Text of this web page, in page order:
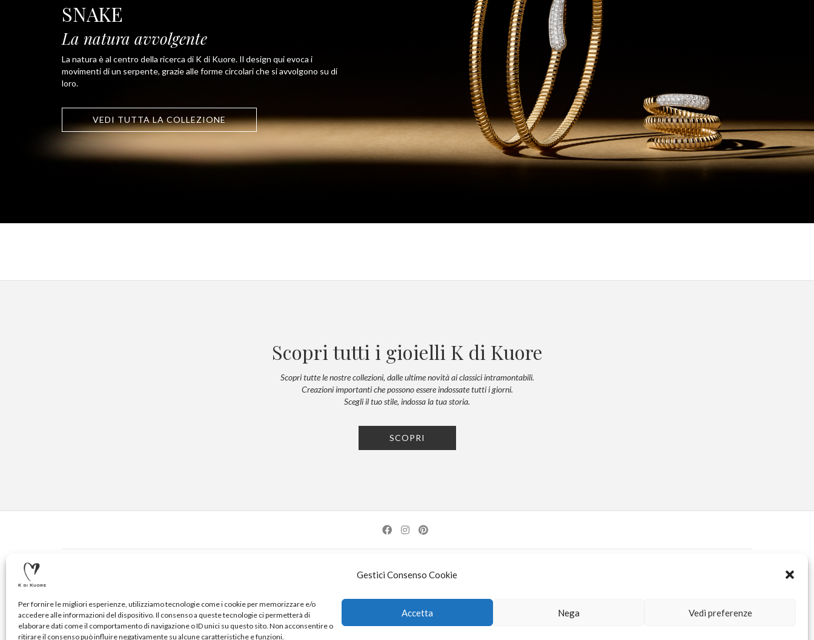
Gestici Consenso Cookie
Per fornire le migliori esperienze, utilizziamo tecnologie come i cookie per memorizzare e/o
accedere alle informazioni del dispositivo. Il consenso a queste tecnologie ci permetterà di
elaborare dati come il comportamento di navigazione o ID unici su questo sito. Non acconsentire o
ritirare il consenso può influire negativamente su alcune caratteristiche e funzioni.
Accetta Nega Vedi preferenze
SNAKE
La natura avvolgente
La natura è al centro della ricerca di K di Kuore. Il design qui evoca i
movimenti di un serpente, grazie alle forme circolari che si avvolgono su di
loro.
VEDI TUTTA LA COLLEZIONE
Scopri tutti i gioielli K di Kuore
Scopri tutte le nostre collezioni, dalle ultime novità ai classici intramontabili.
Creazioni importanti che possono essere indossate tutti i giorni.
Scegli il tuo stile, indossa la tua storia.
SCOPRI
K DI KUORE SRL. PROGETTO CO-FINANZIATO DAL POR FERS TOSCANA 2014-2020